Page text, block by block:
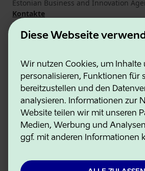
Diese Webseite
Wir nutzen Cookies, um Inhalte
personalisieren, Funktionen für
bereitzustellen und den
analysieren. Informationen zur
Website teilen wir mit unseren
Medien, Werbung und
ggf. mit anderen Informationen
Estonian Business and Innovation
Kontakte
Kooperationspartner
Nutzungsbedingungen